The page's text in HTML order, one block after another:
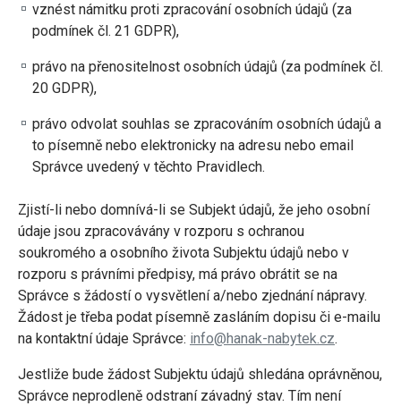
vznést námitku proti zpracování osobních údajů (za
podmínek čl. 21 GDPR),
právo na přenositelnost osobních údajů (za podmínek čl.
20 GDPR),
právo odvolat souhlas se zpracováním osobních údajů a
to písemně nebo elektronicky na adresu nebo email
Správce uvedený v těchto Pravidlech.
Zjistí-li nebo domnívá-li se Subjekt údajů, že jeho osobní
údaje jsou zpracovávány v rozporu s ochranou
soukromého a osobního života Subjektu údajů nebo v
rozporu s právními předpisy, má právo obrátit se na
Správce s žádostí o vysvětlení a/nebo zjednání nápravy.
Žádost je třeba podat písemně zasláním dopisu či e-mailu
na kontaktní údaje Správce: info@hanak-nabytek.cz.
Jestliže bude žádost Subjektu údajů shledána oprávněnou,
Správce neprodleně odstraní závadný stav. Tím není